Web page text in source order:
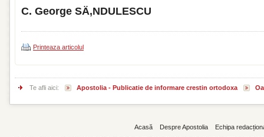
C. George SÄ‚NDULESCU
Printeaza articolul
Te afli aici: Apostolia - Publicatie de informare crestin ortodoxa
Acasă Despre Apostolia Echipa